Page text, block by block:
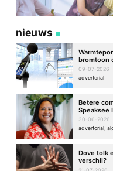
nieuws
bromtoon
09-07-2026
advertorial
Betere
Speaksee
30-06-2026
advertorial,
Dove tolk
verschil?